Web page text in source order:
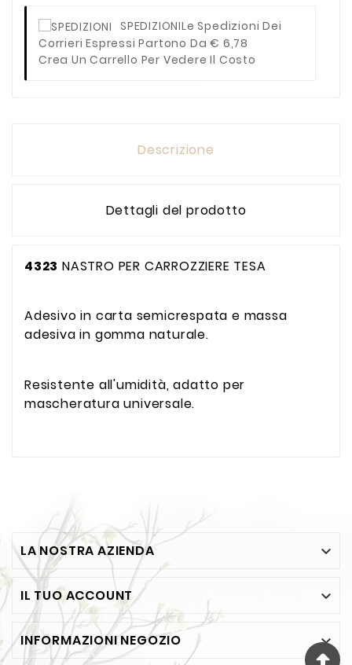
SPEDIZIONILe Spedizioni Dei
Corrieri Espressi Partono Da € 6,78
Crea Un Carrello Per Vedere Il Costo
Descrizione
Dettagli del prodotto
4323 NASTRO PER CARROZZIERE TESA
Adesivo in carta semicrespata e massa
adesiva in gomma naturale.
Resistente all'umidità, adatto per
mascheratura universale.
LA NOSTRA AZIENDA 
IL TUO ACCOUNT 
INFORMAZIONI NEGOZIO 